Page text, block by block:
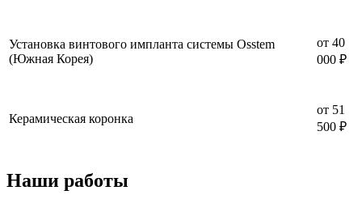
Установка винтового импланта системы Osstem
(Южная Корея)
от 40
000 ₽
Керамическая коронка
от 51
500 ₽
Наши работы